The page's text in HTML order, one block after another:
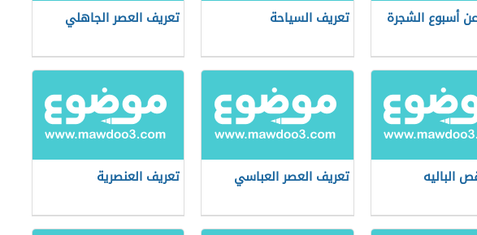
أسبوع الشجرة تعريف السياحة تعريف العصر الجاهلي
الباليه تعريف العصر العباسي تعريف العنصرية